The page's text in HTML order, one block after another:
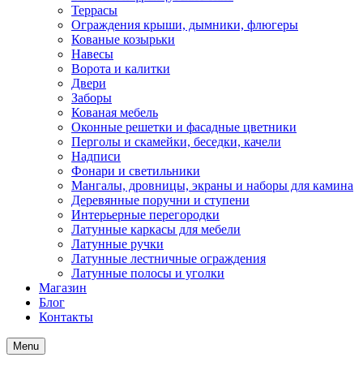
Террасы
Ограждения крыши, дымники, флюгеры
Кованые козырьки
Навесы
Ворота и калитки
Двери
Заборы
Кованая мебель
Оконные решетки и фасадные цветники
Перголы и скамейки, беседки, качели
Надписи
Фонари и светильники
Мангалы, дровницы, экраны и наборы для камина
Деревянные поручни и ступени
Интерьерные перегородки
Латунные каркасы для мебели
Латунные ручки
Латунные лестничные ограждения
Латунные полосы и уголки
Магазин
Блог
Контакты
Menu